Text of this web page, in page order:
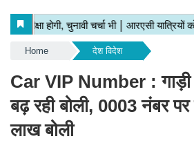
Home देश विदेश
Car VIP Number : गाड़ी
बढ़ रही बोली, 0003 नंबर
लाख बोली